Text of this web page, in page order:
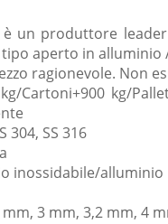
è un produttore
aperto in alluminio
ragionevole. Non
Cartoni+900 kg/
304, SS 316
inossidabile/alluminio
3 mm, 3,2 mm, 4